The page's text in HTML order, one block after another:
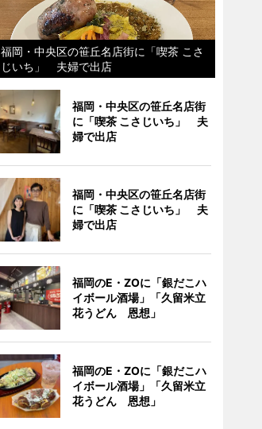
福岡・中央区の笹丘名店街に「喫茶 こさ
じいち」 夫婦で出店
福岡・中央区の笹丘名店街
に「喫茶 こさじいち」 夫
婦で出店
福岡・中央区の笹丘名店街
に「喫茶 こさじいち」 夫
婦で出店
福岡のE・ZOに「銀だこハ
イボール酒場」「久留米立
花うどん 恩想」
福岡のE・ZOに「銀だこハ
イボール酒場」「久留米立
花うどん 恩想」